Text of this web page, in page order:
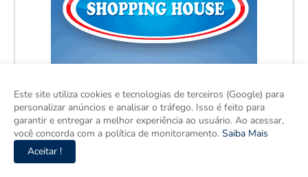
Este site utiliza cookies e tecnologias de terceiros (Google) para
personalizar anúncios e analisar o tráfego. Isso é feito para
garantir e entregar a melhor experiência ao usuário. Ao acessar,
você concorda com a política de monitoramento. Saiba Mais
Aceitar !